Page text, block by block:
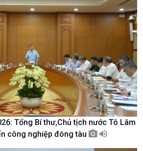
Thời sự
Thời sự 18h
Thời sự 21h30
Bản tin
Chuyên mục
Theo dòng Thời sự
Tổng Bí thư,Chủ tịch nước Tô Lâm
công nghiệp đóng tàu